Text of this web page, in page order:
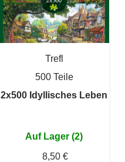
Trefl
500 Teile
2x500 Idyllisches Leben
Auf Lager (2)
8,50 €